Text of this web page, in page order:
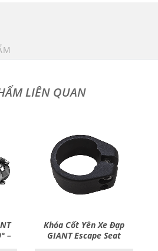
–
Khóa Cốt Yên Xe Đạp
GIANT Escape Seat